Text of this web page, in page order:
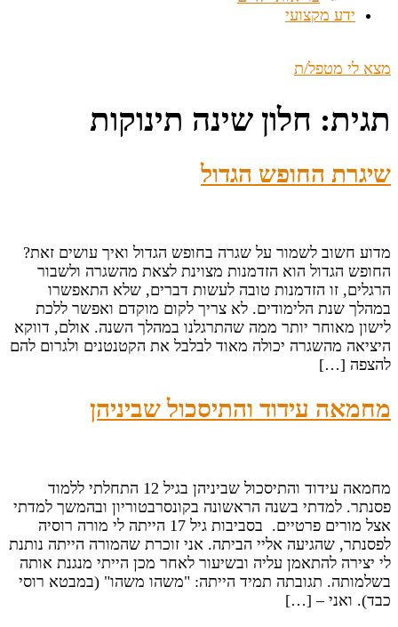
ידע מקצועי
מצא לי מטפל/ת
תגית: חלון שינה תינוקות
שיגרת החופש הגדול
מדוע חשוב לשמור על שגרה בחופש הגדול ואיך עושים זאת?
החופש הגדול הוא הזדמנות מצוינת לצאת מהשגרה ולשבור
הרגלים, זו הזדמנות טובה לעשות דברים, שלא התאפשרו
במהלך שנת הלימודים. לא צריך לקום מוקדם ואפשר ללכת
לישון מאוחר יותר ממה שהתרגלנו במהלך השנה. אולם, דווקא
היציאה מהשגרה יכולה מאוד לבלבל את הקטנטנים ולגרום להם
להצפה […]
מחמאה עידוד והתיסכול שביניהן
מחמאה עידוד והתיסכול שביניהן בגיל 12 התחלתי ללמוד
פסנתר. למדתי בשנה הראשונה בקונסרבטוריון ובהמשך למדתי
אצל מורים פרטיים. בסביבות גיל 17 הייתה לי מורה רוסיה
לפסנתר, שהגיעה אליי הביתה. אני זוכרת שהמורה הייתה נותנת
לי יצירה להתאמן עליה ובשיעור לאחר מכן הייתי מנגנת אותה
בשלמותה. תגובתה תמיד הייתה: "משהו משהו" (במבטא רוסי
כבד). ואני – […]